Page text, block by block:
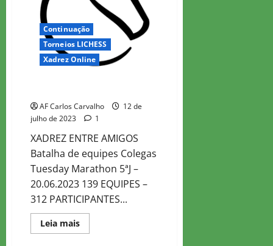
Continuação
Torneios LICHESS
Xadrez Online
AF Carlos Carvalho
12 de
julho de 2023
1
XADREZ ENTRE AMIGOS
Batalha de equipes Colegas
Tuesday Marathon 5ªJ –
20.06.2023 139 EQUIPES –
312 PARTICIPANTES...
Leia maisRead
more